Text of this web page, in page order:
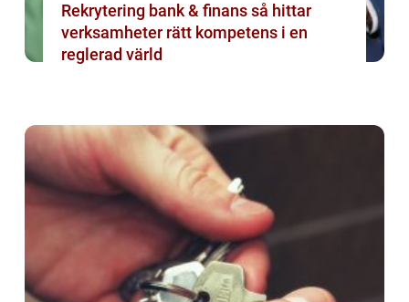
Rekrytering bank & finans så hittar
verksamheter rätt kompetens i en
reglerad värld